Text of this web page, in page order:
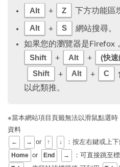
Alt + Z 下方功能區
Alt + S
網站搜尋。
如果您的瀏覽器是Firefox
Shift + Alt + (快
Shift + Alt + C
以此類推。
※當本網站項目頁籤無法以滑鼠點選
資料
← → or ↑ ↓ ：按左右鍵或上
Home or End → ：可直接跳至